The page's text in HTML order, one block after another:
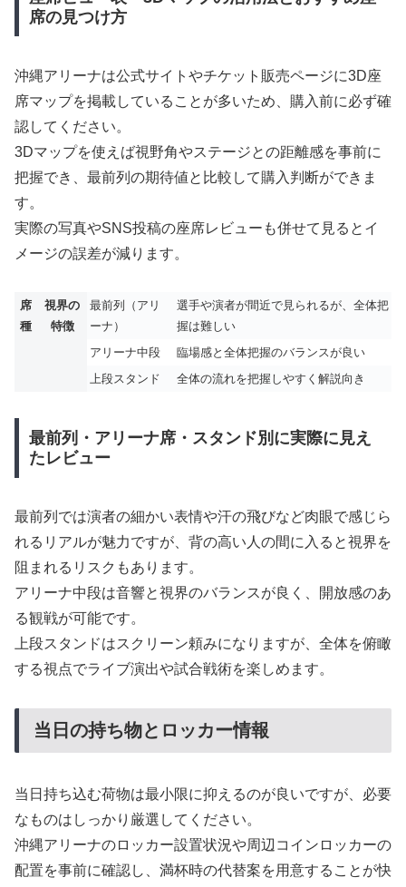
席の見つけ方
沖縄アリーナは公式サイトやチケット販売ページに3D座
席マップを掲載していることが多いため、購入前に必ず確
認してください。
3Dマップを使えば視野角やステージとの距離感を事前に
把握でき、最前列の期待値と比較して購入判断ができま
す。
実際の写真やSNS投稿の座席レビューも併せて見るとイ
メージの誤差が減ります。
席
種
視界の
特徴
最前列（アリ
ーナ）
選手や演者が間近で見られるが、全体把
握は難しい
アリーナ中段
臨場感と全体把握のバランスが良い
上段スタンド
全体の流れを把握しやすく解説向き
最前列・アリーナ席・スタンド別に実際に見え
たレビュー
最前列では演者の細かい表情や汗の飛びなど肉眼で感じら
れるリアルが魅力ですが、背の高い人の間に入ると視界を
阻まれるリスクもあります。
アリーナ中段は音響と視界のバランスが良く、開放感のあ
る観戦が可能です。
上段スタンドはスクリーン頼みになりますが、全体を俯瞰
する視点でライブ演出や試合戦術を楽しめます。
当日の持ち物とロッカー情報
当日持ち込む荷物は最小限に抑えるのが良いですが、必要
なものはしっかり厳選してください。
沖縄アリーナのロッカー設置状況や周辺コインロッカーの
配置を事前に確認し、満杯時の代替案を用意することが快